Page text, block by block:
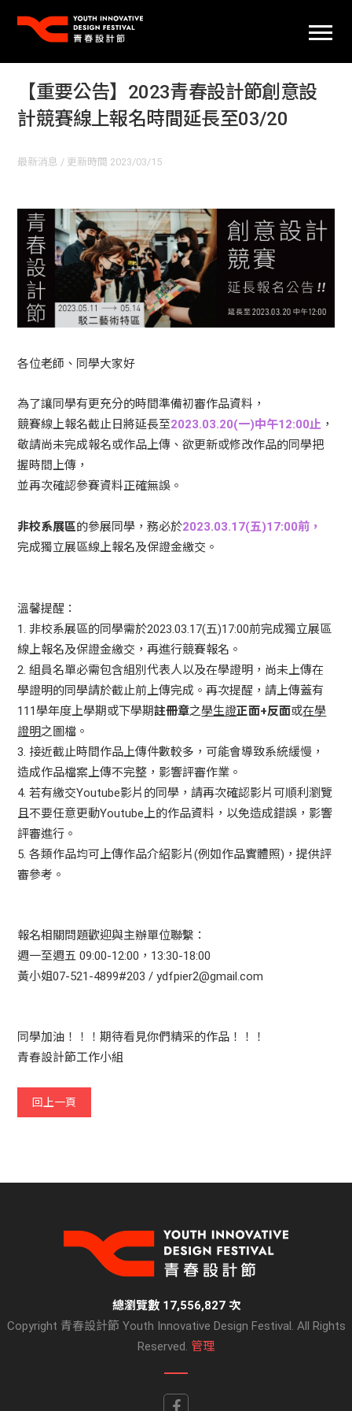
【重要公告】2023青春設計節創意設
計競賽線上報名時間延長至03/20
最新消息 / 更新時間 2023/03/15
各位老師、同學大家好
為了讓同學有更充分的時間準備初審作品資料，
競賽線上報名截止日將延長至2023.03.20(一)中午12:00止 ，
敬請尚未完成報名或作品上傳、欲更新或修改作品的同學把
握時間上傳，
並再次確認參賽資料正確無誤。
非校系展區的參展同學，務必於2023.03.17(五)17:00前，
完成獨立展區線上報名及保證金繳交。
溫馨提醒：
1. 非校系展區的同學需於2023.03.17(五)17:00前完成獨立展區
線上報名及保證金繳交，再進行競賽報名。
2. 組員名單必需包含組別代表人以及在學證明，尚未上傳在
學證明的同學請於截止前上傳完成。再次提醒，請上傳蓋有
111學年度上學期或下學期註冊章之學生證正面+反面或在學
證明之圖檔。
3. 接近截止時間作品上傳件數較多，可能會導致系統緩慢，
造成作品檔案上傳不完整，影響評審作業。
4. 若有繳交Youtube影片的同學，請再次確認影片可順利瀏覽
且不要任意更動Youtube上的作品資料，以免造成錯誤，影響
評審進行。
5. 各類作品均可上傳作品介紹影片(例如作品實體照)，提供評
審參考。
報名相關問題歡迎與主辦單位聯繫：
週一至週五 09:00-12:00，13:30-18:00
黃小姐07-521-4899#203 / ydfpier2@gmail.com
同學加油！！！期待看見你們精采的作品！！！
青春設計節工作小組
回上一頁
總瀏覽數 17,556,827 次
Copyright 青春設計節 Youth Innovative Design Festival. All Rights
Reserved. 管理